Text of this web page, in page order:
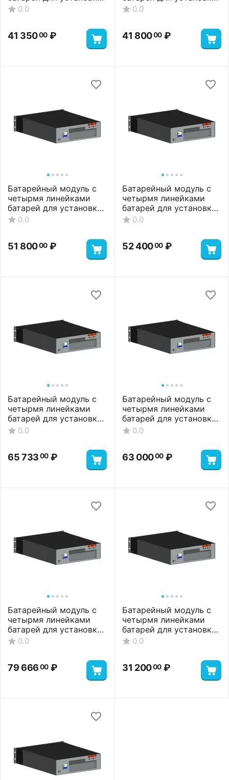
9 АКБ, 27 А*ч
0.0
41 35000 ₽
12 АКБ, 28 А*ч
0.0
41 80000 ₽
Батарейный модуль с
четырмя линейками
батарей для установки
12 АКБ, 36 А*ч
0.0
51 80000 ₽
Батарейный модуль с
четырмя линейками
батарей для установки
16 АКБ, 28 А*ч
0.0
52 40000 ₽
Батарейный модуль с
четырмя линейками
батарей для установки
16 АКБ, 36 А*ч
0.0
65 73300 ₽
Батарейный модуль с
четырмя линейками
батарей для установки
20 АКБ, 28 А*ч
0.0
63 00000 ₽
Батарейный модуль с
четырмя линейками
батарей для установки
20 АКБ, 36 А*ч
0.0
79 66600 ₽
Батарейный модуль с
четырмя линейками
батарей для установки
8 АКБ, 28 А*ч
0.0
31 20000 ₽